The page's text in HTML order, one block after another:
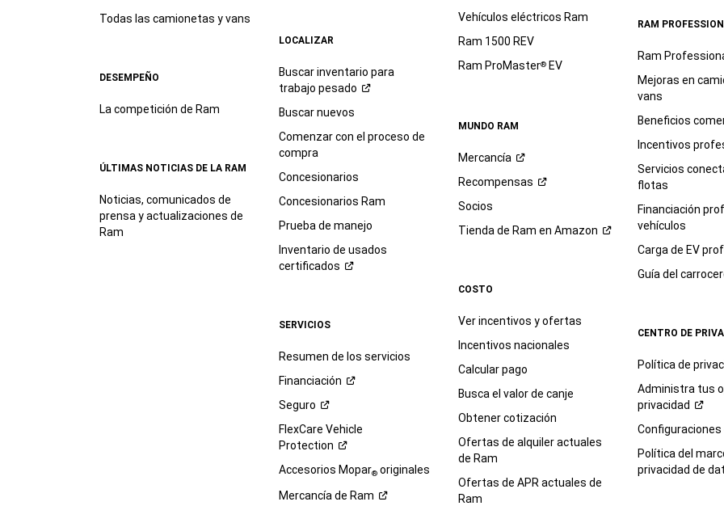
Todas las camionetas y vans
DESEMPEÑO
La competición de Ram
ÚLTIMAS NOTICIAS DE LA RAM
Noticias, comunicados de
prensa y actualizaciones de
Ram
LOCALIZAR
Buscar inventario para
trabajo pesado
Buscar nuevos
Comenzar con el proceso de
compra
Concesionarios
Concesionarios Ram
Prueba de manejo
Inventario de usados
certificados
SERVICIOS
Resumen de los servicios
Financiación
Seguro
FlexCare Vehicle
Protection
Accesorios Mopar®originales
Mercancía de Ram
Vehículos eléctricos Ram
Ram 1500 REV
Ram ProMaster®EV
MUNDO RAM
Mercancía
Recompensas
Socios
Tienda de Ram en Amazon
COSTO
Ver incentivos y ofertas
Incentivos nacionales
Calcular pago
Busca el valor de canje
Obtener cotización
Ofertas de alquiler actuales
de Ram
Ofertas de APR actuales de
Ram
RAM
Ram
Mejoras en
vans
Beneficios
Incentivos
Servicios
flotas
Financiación
vehículos
Carga de EV
Guía del
CENTRO DE
Política de
Administra tus
privacidad
Configuraciones
Política del
privacidad de